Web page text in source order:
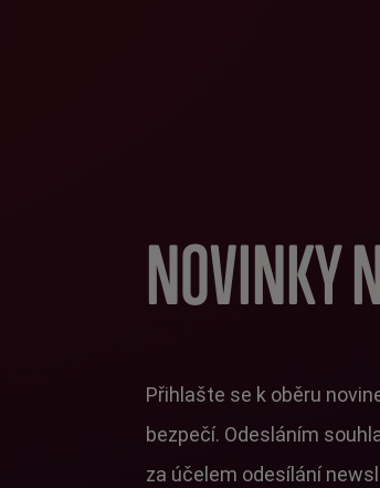
NOVINKY
Přihlašte se k oběru
bezpečí. Odesláním
za účelem odesílání